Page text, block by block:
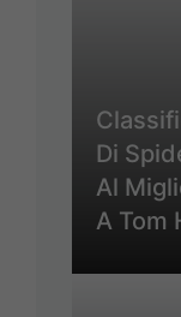
Di
Al
A Tom